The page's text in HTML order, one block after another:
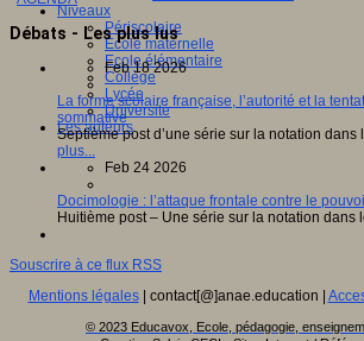
Niveaux
Périscolaire
Ecole maternelle
Ecole élémentaire
Collège
Lycée
Université
Les auteurs
Débats - Les plus lus
Feb 18 2026
La forme scolaire française, l’autorité et la
sommative
Septième post d’une série sur la notation dans
plus...
Feb 24 2026
Docimologie : l’attaque frontale contre le
Huitième post – Une série sur la notation dans
Souscrire à ce flux RSS
Mentions légales| contact[@]anae.education |
© 2023 Educavox, Ecole, pédagogie,